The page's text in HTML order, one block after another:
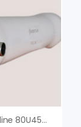
Vỏ Màng RO Codeline 80U45 Pentair USA – An Vi Group